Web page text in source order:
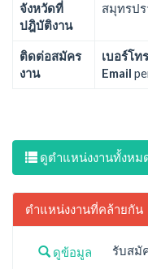
จังหวัดที่
ปฎิบัติงาน
สมุทรปร
ติดต่อสมัคร
งาน
เบอร์โท
Email
ดูตำแหน่งงานทั้งหม
ตำแหน่งงานที่คล้ายกัน
ดูข้อมูล
รับสมั